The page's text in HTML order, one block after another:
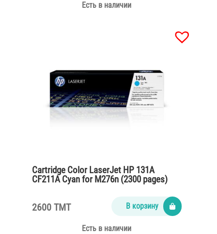
Есть в наличии
Cartridge Color LaserJet HP 131A
CF211A Cyan for M276n (2300 pages)
2600 TMT В корзину
Есть в наличии